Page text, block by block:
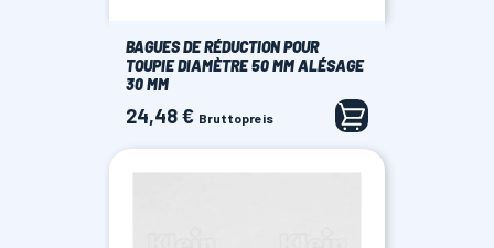
BAGUES DE RÉDUCTION POUR
TOUPIE DIAMÈTRE 50 MM ALÉSAGE
30 MM
Preis
24,48 € Bruttopreis